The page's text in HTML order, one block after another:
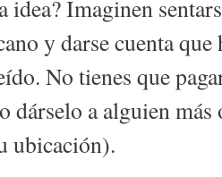
idea? Imaginen
y darse cuenta
No tienes que
dárselo a alguien
ubicación).